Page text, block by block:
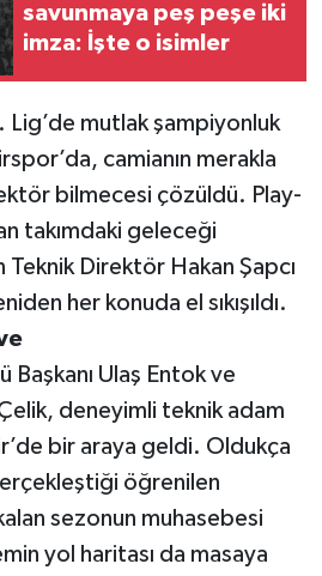
savunmaya peş peşe iki
imza: İşte o isimler
Lig’de mutlak şampiyonluk
camianın merakla
bilmecesi çözüldü. Play-
takımdaki geleceği
Direktör Hakan Şapcı
her konuda el sıkışıldı.
Başkanı Ulaş Entok ve
deneyimli teknik adam
bir araya geldi. Oldukça
öğrenilen
sezonun muhasebesi
yol haritası da masaya